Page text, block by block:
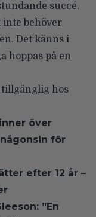
succé.
behöver
Det känns i
hoppas på en
tillgänglig hos
över
för
efter 12 år –
”En